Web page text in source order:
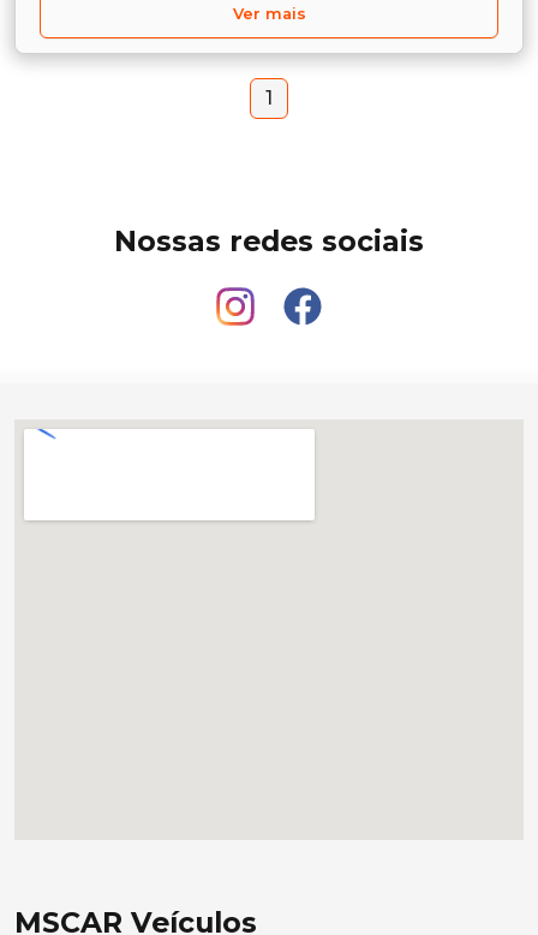
Ver mais
1
Nossas redes sociais
MSCAR Veículos